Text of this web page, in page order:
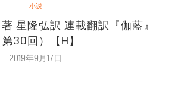
小説
星隆弘訳 連載翻訳『伽藍』
第30回）【H】
2019年9月17日